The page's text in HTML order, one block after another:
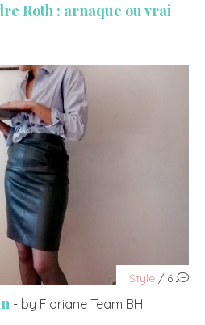
Roth : arnaque ou vrai
Style / 6
- by Floriane Team BH